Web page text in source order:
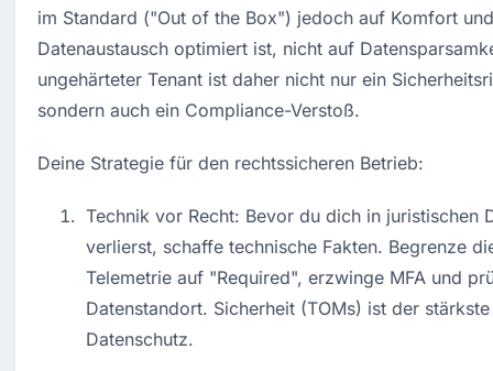
im Standard ("Out of the Box") jedoch auf Komfort und
Datenaustausch optimiert ist, nicht auf
ungehärteter Tenant ist daher nicht nur ein
sondern auch ein Compliance-Verstoß.
Deine Strategie für den rechtssicheren Betrieb:
Technik vor Recht: Bevor du dich in juristischen
verlierst, schaffe technische Fakten. Begrenze
Telemetrie auf "Required", erzwinge MFA und
Datenstandort. Sicherheit (TOMs) ist der stärkste
Datenschutz.